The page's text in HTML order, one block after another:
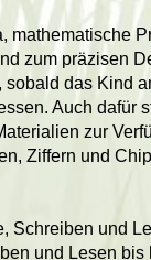
zum präzisen
das Kind
Auch dafür
zur
Ziffern und
und
und Lesen bis